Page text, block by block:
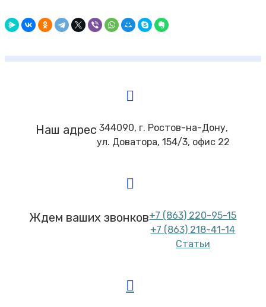
Наш адрес 344090, г. Ростов-на-Дону,
ул. Доватора, 154/3, офис 22
Ждем ваших звонков+7 (863) 220-95-15
+7 (863) 218-41-14
Статьи